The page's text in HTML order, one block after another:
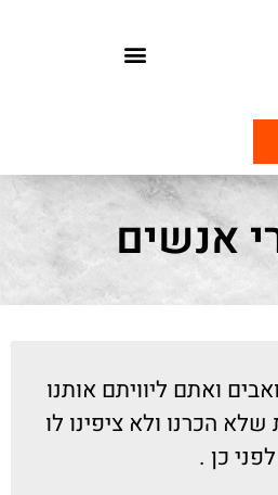
אנשים
ואתם ליוויתם אותנו
הכרנו ולא ציפינו לו
לפני כן .